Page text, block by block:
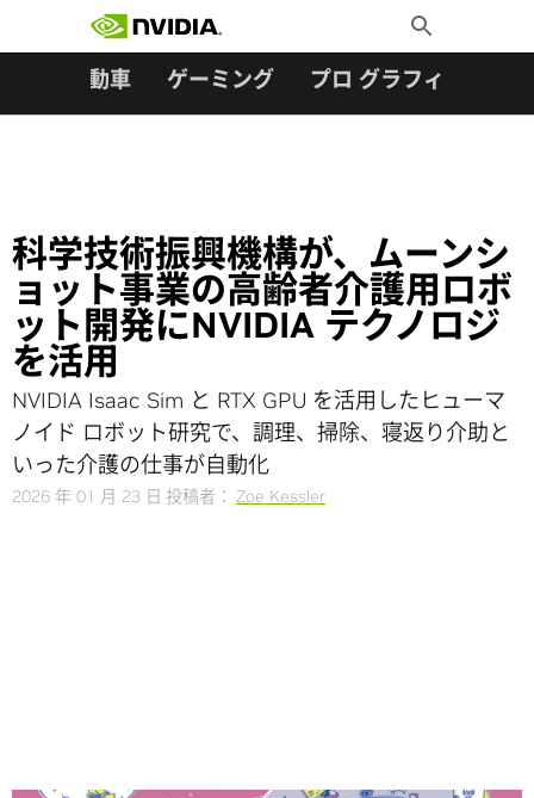
Toggle
Search
自動車 ゲーミング プロ グラフィックス
科学技術振興機構が、ムーンシ
ョット事業の高齢者介護用ロボ
ット開発にNVIDIA テクノロジ
を活用
NVIDIA Isaac Sim と RTX GPU を活用したヒューマ
ノイド ロボット研究で、調理、掃除、寝返り介助と
いった介護の仕事が自動化
2026 年 01 月 23 日 投稿者： Zoe Kessler